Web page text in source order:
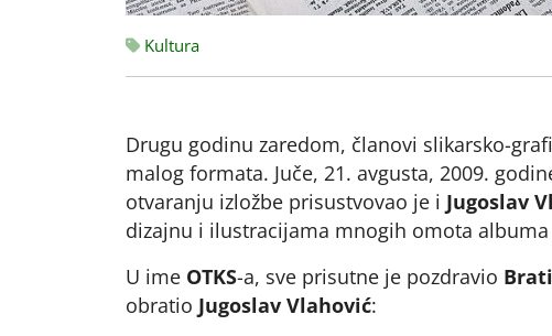
Kultura
Drugu godinu zaredom, članovi slikarsko-
malog formata. Juče, 21. avgusta, 2009.
otvaranju izložbe prisustvovao je i Jugoslav
dizajnu i ilustracijama mnogih omota
U ime OTKS-a, sve prisutne je pozdravio
obratio Jugoslav Vlahović: